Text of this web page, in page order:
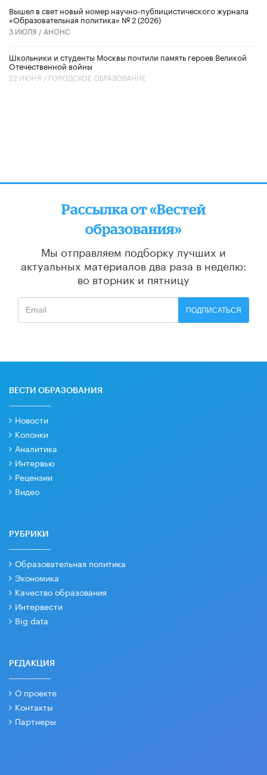
Вышел в свет новый номер научно-публицистического журнала
«Образовательная политика» № 2 (2026)
3 ИЮЛЯ / АНОНС
Школьники и студенты Москвы почтили память героев Великой
Отечественной войны
22 ИЮНЯ / ГОРОДСКОЕ ОБРАЗОВАНИЕ
Рассылка от «Вестей
образования»
Мы отправляем подборку лучших и
актуальных материалов два раза в неделю:
во вторник и пятницу
ПОДПИСАТЬСЯ
ВЕСТИ ОБРАЗОВАНИЯ
Новости
Колонки
Аналитика
Интервью
Рецензии
Видео
РУБРИКИ
Образовательная политика
Экономика
Качество образования
Интервести
Big data
РЕДАКЦИЯ
О проекте
Контакты
Партнеры